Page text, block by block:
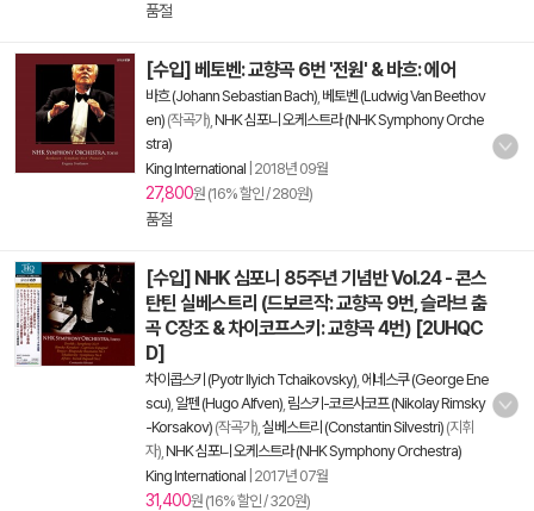
품절
[수입] 베토벤: 교향곡 6번 '전원' & 바흐: 에어
바흐 (Johann Sebastian Bach) 베토벤 (Ludwig Van Beethov
en) (작곡가), NHK 심포니 오케스트라 (NHK Symphony Orche
stra)
King International 2018년 09월
27,800원 (16% 할인 / 280원)
품절
[수입] NHK 심포니 85주년 기념반 Vol.24 - 콘스
탄틴 실베스트리 (드보르작: 교향곡 9번, 슬라브 춤
곡 C장조 & 차이코프스키: 교향곡 4번) [2UHQC
D]
차이콥스키 (Pyotr Ilyich Tchaikovsky) 에네스쿠 (George Ene
scu) 알펜 (Hugo Alfven) 림스키-코르사코프 (Nikolay Rimsky
-Korsakov) (작곡가), 실베스트리 (Constantin Silvestri) (지휘
자), NHK 심포니 오케스트라 (NHK Symphony Orchestra)
King International 2017년 07월
31,400원 (16% 할인 / 320원)